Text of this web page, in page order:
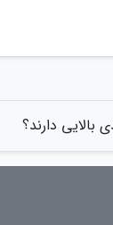
دارند؟